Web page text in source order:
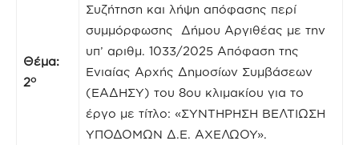
Θέμα:
2ο
Συζήτηση και λήψη απόφασης περί
συμμόρφωσης Δήμου Αργιθέας με την
υπ’ αριθμ. 1033/2025 Απόφαση της
Ενιαίας Αρχής Δημοσίων Συμβάσεων
(ΕΑΔΗΣΥ) του 8ου κλιμακίου για το
έργο με τίτλο: «ΣΥΝΤΗΡΗΣΗ ΒΕΛΤΙΩΣΗ
ΥΠΟΔΟΜΩΝ Δ.Ε. ΑΧΕΛΩΟΥ».